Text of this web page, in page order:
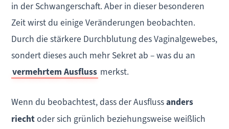
in der Schwangerschaft. Aber in dieser besonderen
Zeit wirst du einige Veränderungen beobachten.
Durch die stärkere Durchblutung des Vaginalgewebes,
sondert dieses auch mehr Sekret ab – was du an
vermehrtem Ausfluss merkst.
Wenn du beobachtest, dass der Ausflussanders
riechtoder sich grünlich beziehungsweise weißlich